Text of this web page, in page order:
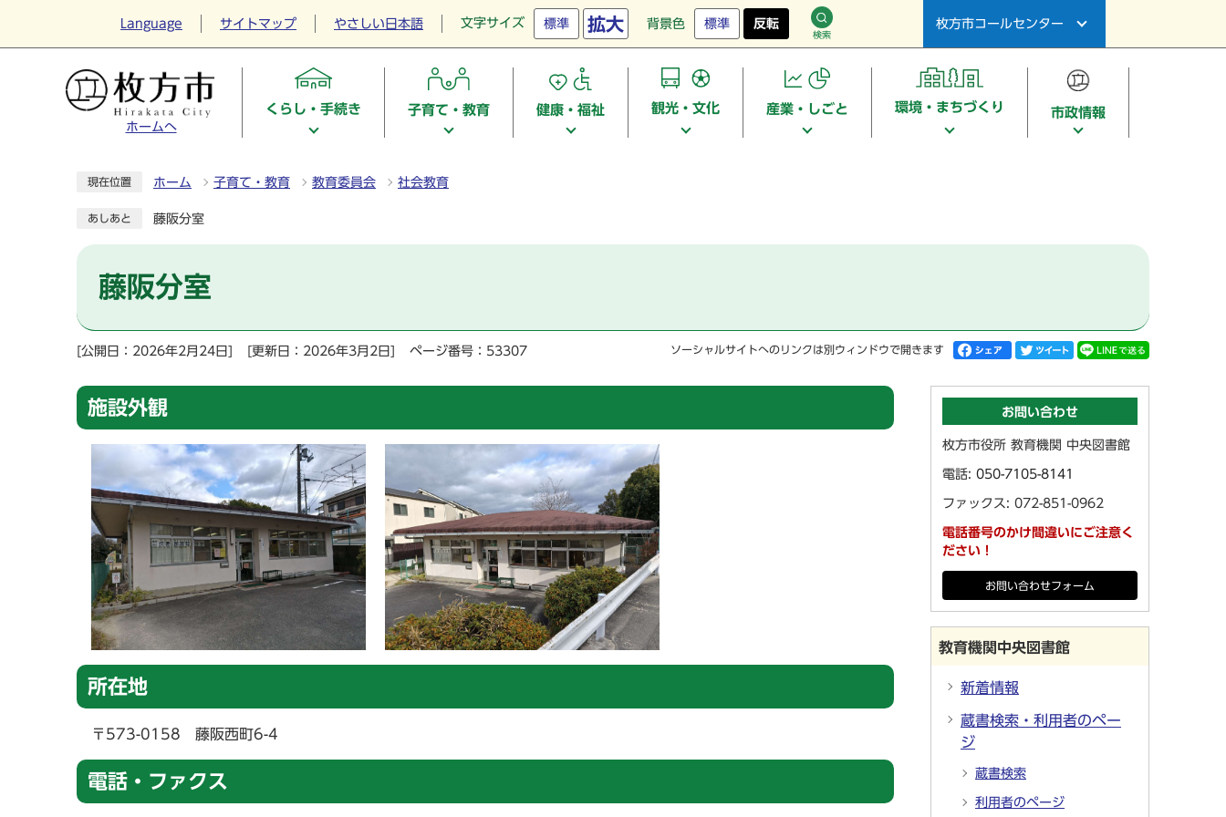
Language サイトマップ やさしい日本語 文字サイズ 標準 拡大 背景色 標準 反転
検索
枚方市コールセンター
ホームへ
くらし・手続き 子育て・教育 健康・福祉 観光・文化 産業・しごと 環境・まちづくり 市政情報
現在位置 ホーム 子育て・教育 教育委員会 社会教育
あしあと 藤阪分室
藤阪分室
[公開日：2026年2月24日] [更新日：2026年3月2日] ページ番号：53307 ソーシャルサイトへのリンクは別ウィンドウで開きます
施設外観
所在地
〒573-0158 藤阪西町6-4
電話・ファクス
お問い合わせ
枚方市役所 教育機関 中央図書館
電話: 050-7105-8141
ファックス: 072-851-0962
電話番号のかけ間違いにご注意く
ださい！
お問い合わせフォーム
教育機関中央図書館
新着情報
蔵書検索・利用者のペー
ジ
蔵書検索
利用者のページ